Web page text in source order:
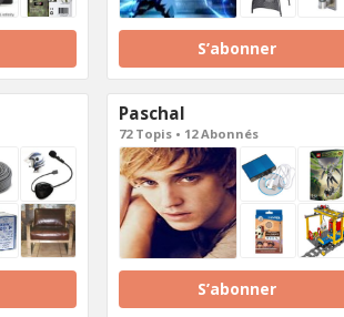
S’abonner
Paschal
72 Topis • 12 Abonnés
S’abonner